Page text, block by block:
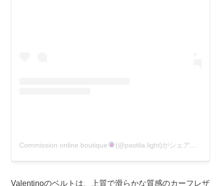
Commission online boutique (@pastila.light)がシェアした投稿
Valentinoのベルトは、上質で滑らかな質感のカーフレザ